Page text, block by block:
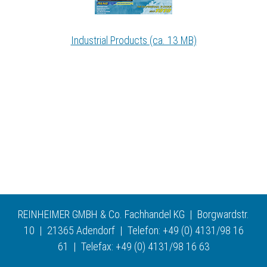
Industrial Products (ca. 13 MB)
REINHEIMER GMBH & Co. Fachhandel KG | Borgwardstr.
10 | 21365 Adendorf | Telefon: +49 (0) 4131/98 16
61 | Telefax: +49 (0) 4131/98 16 63